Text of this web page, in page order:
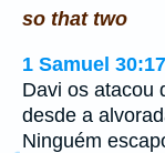
so that two
1 Samuel
Davi os atacou
desde a
Ninguém